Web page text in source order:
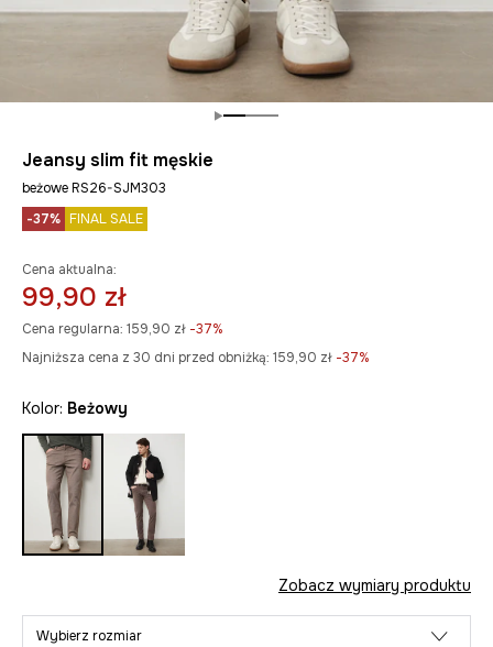
Jeansy slim fit męskie
beżowe RS26-SJM303
-37% FINAL SALE
Cena aktualna:
99,90 zł
Cena regularna: 159,90 zł -37%
Najniższa cena z 30 dni przed obniżką: 159,90 zł -37%
Kolor: beżowy
Zobacz wymiary produktu
Wybierz rozmiar